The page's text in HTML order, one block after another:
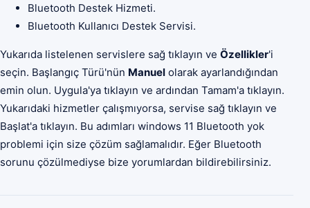
Bluetooth Destek Hizmeti.
Bluetooth Kullanıcı Destek Servisi.
Yukarıda listelenen servislere sağ tıklayın ve Özellikler'i
seçin. Başlangıç Türü'nün Manuel olarak ayarlandığından
emin olun. Uygula'ya tıklayın ve ardından Tamam'a tıklayın.
Yukarıdaki hizmetler çalışmıyorsa, servise sağ tıklayın ve
Başlat'a tıklayın. Bu adımları windows 11 Bluetooth yok
problemi için size çözüm sağlamalıdır. Eğer Bluetooth
sorunu çözülmediyse bize yorumlardan bildirebilirsiniz.